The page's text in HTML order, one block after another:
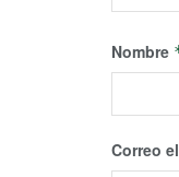
Nombre
Correo